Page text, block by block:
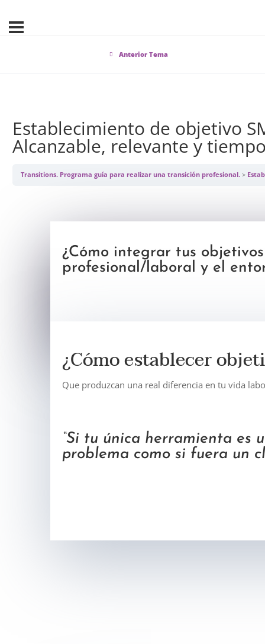
Anterior Tema
Establecimiento de objetivo
Alcanzable, relevante y
Transitions. Programa guía para realizar una transición profesional.
¿Cómo integrar tus
profesional/laboral y el
¿Cómo establecer
Que produzcan una real diferencia en tu vida
“Si tu única herramienta
problema como si fuera un